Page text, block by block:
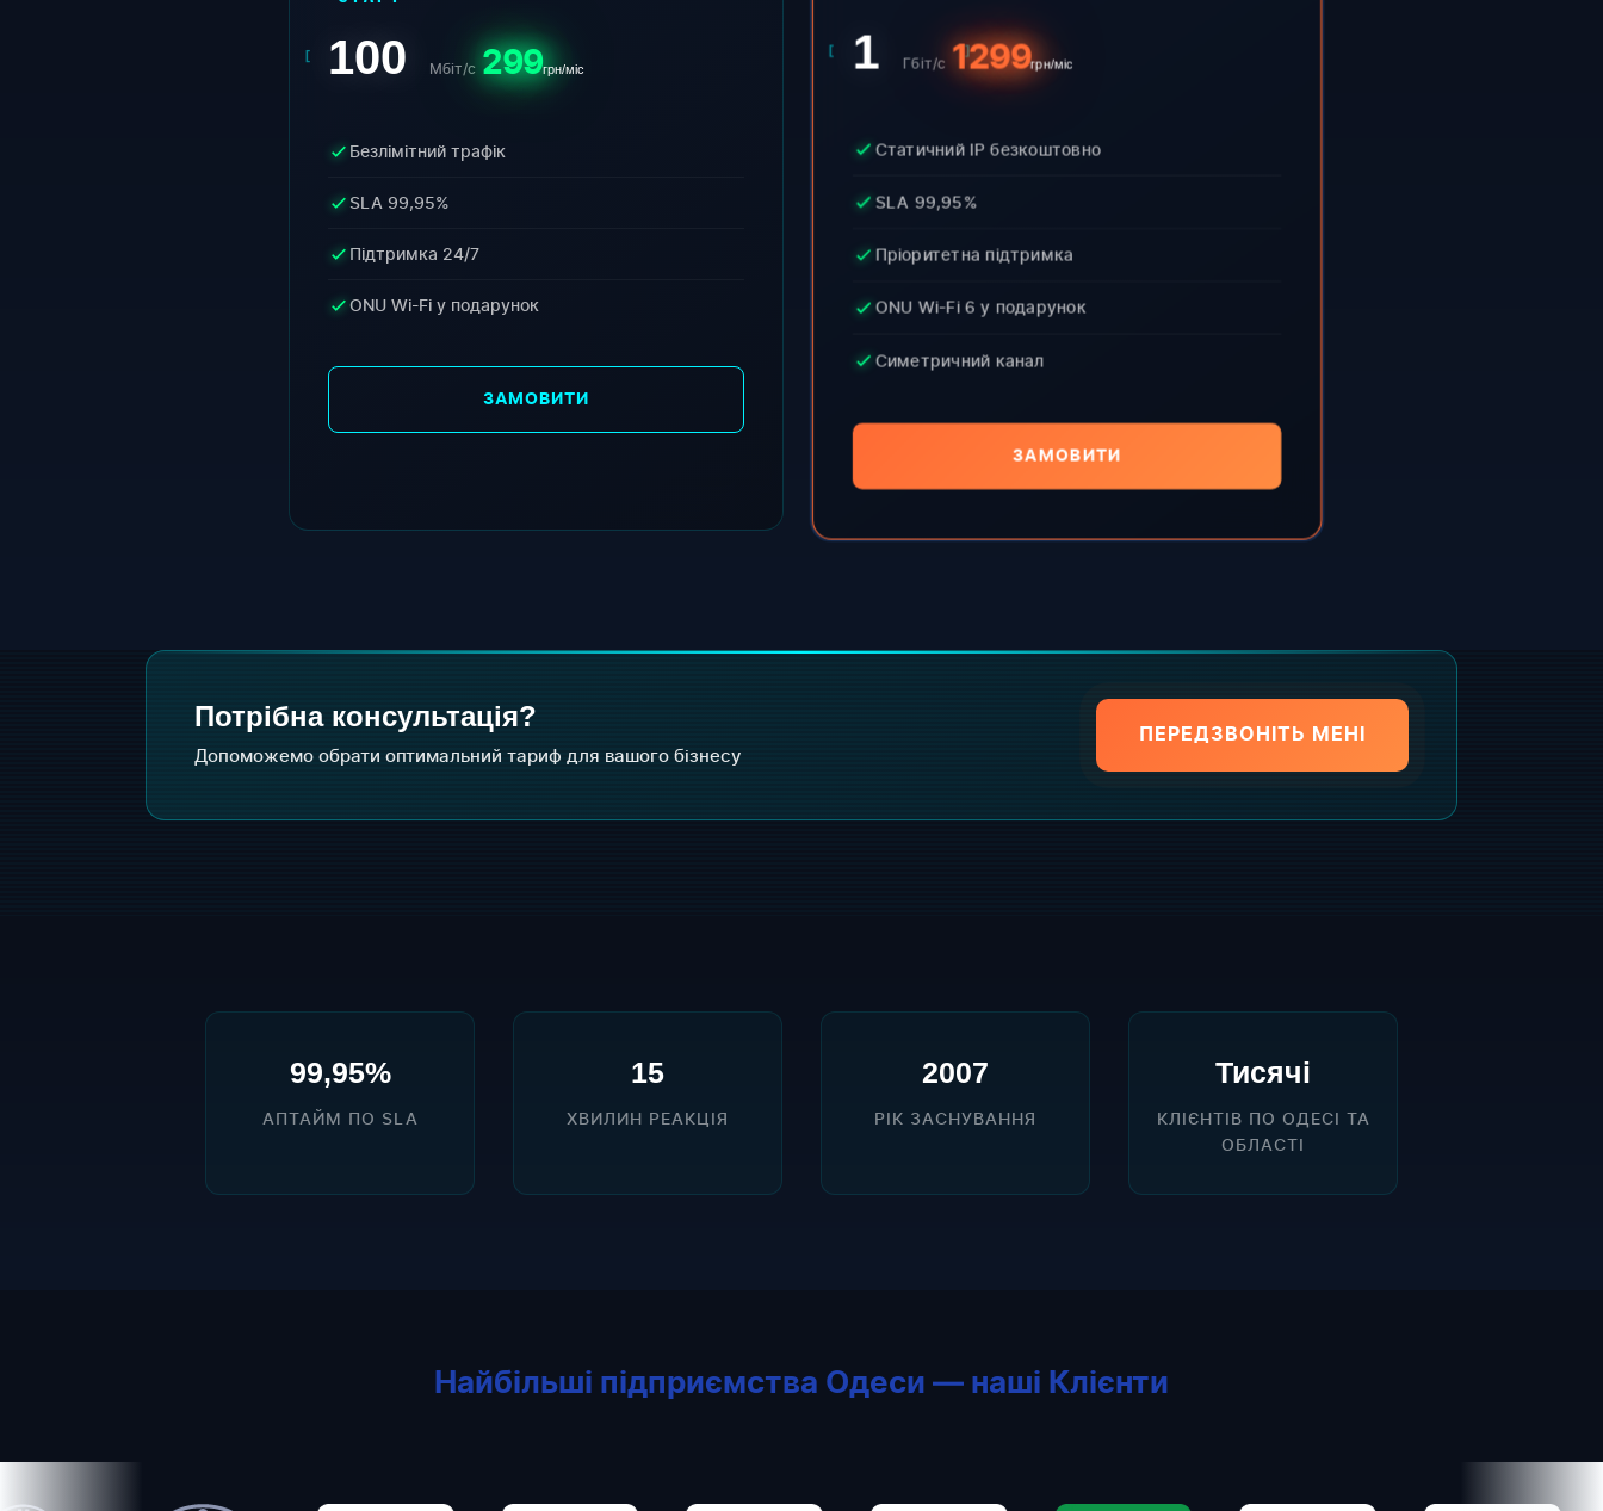
100 Мбіт/с 299грн/міс
Безлімітний трафік
SLA 99,95%
Підтримка 24/7
ONU Wi-Fi у подарунок
ЗАМОВИТИ
1 Гбіт/с 1299грн/міс
Статичний IP безкоштовно
SLA 99,95%
Пріоритетна підтримка
ONU Wi-Fi 6 у подарунок
Симетричний канал
ЗАМОВИТИ
Потрібна консультація?
Допоможемо обрати оптимальний тариф для вашого бізнесу
ПЕРЕДЗВОНІТЬ МЕНІ
99,95%
АПТАЙМ ПО SLA
15
ХВИЛИН РЕАКЦІЯ
2007
РІК ЗАСНУВАННЯ
Тисячі
КЛІЄНТІВ ПО ОДЕСІ ТА
ОБЛАСТІ
Найбільші підприємства Одеси — наші Клієнти